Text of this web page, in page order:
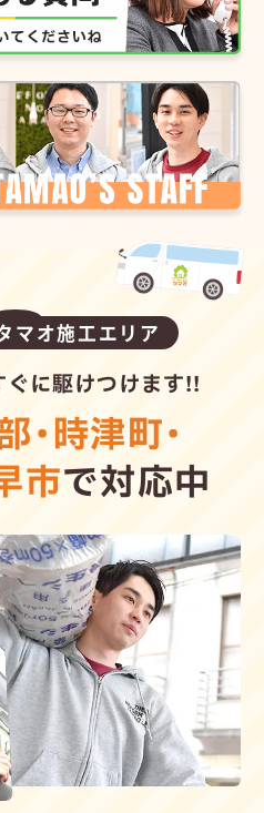
マオ施工エリア
に駆けつけます!!
・時津町・
市で対応中